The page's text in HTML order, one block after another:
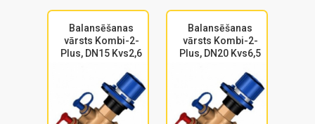
Balansēšanas
vārsts Kombi-2-
Plus, DN15 Kvs2,6
Balansēšanas
vārsts Kombi-2-
Plus, DN20 Kvs6,5